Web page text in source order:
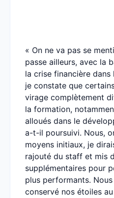
« On ne va pas se
passe ailleurs, avec la
la crise financière
je constate que
virage complètement
la formation,
alloués dans le
a-t-il poursuivi. Nous,
moyens initiaux, je
rajouté du staff et mis
supplémentaires pour
plus performants.
conservé nos étoiles